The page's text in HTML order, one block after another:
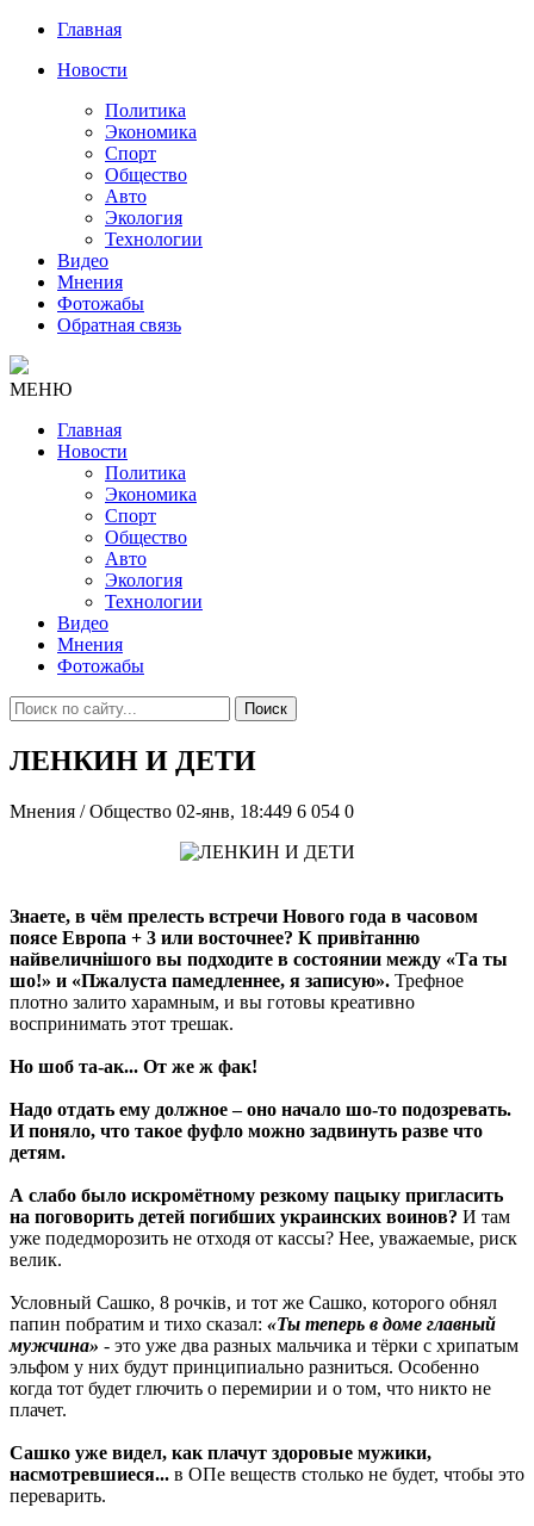
Главная
Новости
Политика
Экономика
Спорт
Общество
Авто
Экология
Технологии
Видео
Мнения
Фотожабы
Обратная связь
МЕНЮ
Главная
Новости
Политика
Экономика
Спорт
Общество
Авто
Экология
Технологии
Видео
Мнения
Фотожабы
Поиск
ЛЕНКИН И ДЕТИ
Мнения / Общество 02-янв, 18:449 6 054 0
Знаете, в чём прелесть встречи Нового года в часовом
поясе Европа + 3 или восточнее? К привітанню
найвеличнішого вы подходите в состоянии между «Та ты
шо!» и «Пжалуста памедленнее, я записую». Трефное
плотно залито харамным, и вы готовы креативно
воспринимать этот трешак.
Но шоб та-ак... От же ж фак!
Надо отдать ему должное – оно начало шо-то подозревать.
И поняло, что такое фуфло можно задвинуть разве что
детям.
А слабо было искромётному резкому пацыку пригласить
на поговорить детей погибших украинских воинов? И там
уже подедморозить не отходя от кассы? Нее, уважаемые, риск
велик.
Условный Сашко, 8 рочків, и тот же Сашко, которого обнял
папин побратим и тихо сказал: «Ты теперь в доме главный
мужчина» - это уже два разных мальчика и тёрки с хрипатым
эльфом у них будут принципиально разниться. Особенно
когда тот будет глючить о перемирии и о том, что никто не
плачет.
Сашко уже видел, как плачут здоровые мужики,
насмотревшиеся... в ОПе веществ столько не будет, чтобы это
переварить.